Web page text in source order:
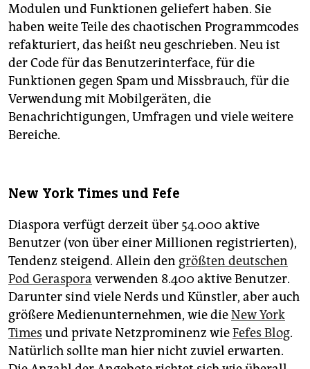
Modulen und Funktionen geliefert haben. Sie
haben weite Teile des chaotischen Programmcodes
refakturiert, das heißt neu geschrieben. Neu ist
der Code für das Benutzerinterface, für die
Funktionen gegen Spam und Missbrauch, für die
Verwendung mit Mobilgeräten, die
Benachrichtigungen, Umfragen und viele weitere
Bereiche.
New York Times und Fefe
Diaspora verfügt derzeit über 54.000 aktive
Benutzer (von über einer Millionen registrierten),
Tendenz steigend. Allein den größten deutschen
Pod Geraspora verwenden 8.400 aktive Benutzer.
Darunter sind viele Nerds und Künstler, aber auch
größere Medienunternehmen, wie dieNew York
Times und private Netzprominenz wieFefes Blog.
Natürlich sollte man hier nicht zuviel erwarten.